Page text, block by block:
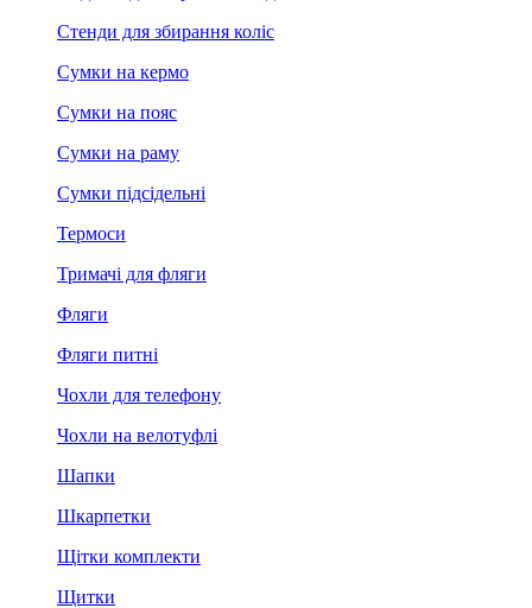
Стенди для збирання коліс
Сумки на кермо
Сумки на пояс
Сумки на раму
Сумки підсідельні
Термоси
Тримачі для фляги
Фляги
Фляги питні
Чохли для телефону
Чохли на велотуфлі
Шапки
Шкарпетки
Щітки комплекти
Щитки